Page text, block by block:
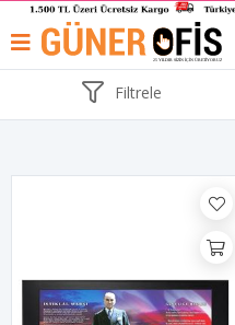
Filtrele